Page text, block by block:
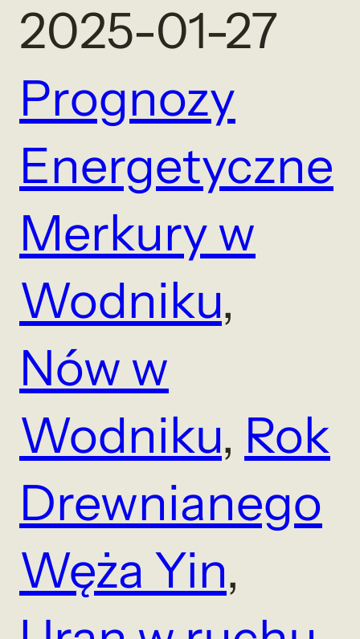
2025-01-27
Prognozy
Energetyczne
Merkury w
Wodniku
Nów w
Wodniku, Rok
Drewnianego
Węża Yin